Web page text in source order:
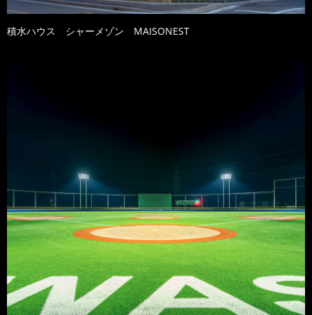
積水ハウス シャーメゾン MAISONEST